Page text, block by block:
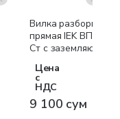
Вилка разборная
прямая IEK ВПп10-
Ст с заземляющим
Цена
с
НДС
9 100 сум